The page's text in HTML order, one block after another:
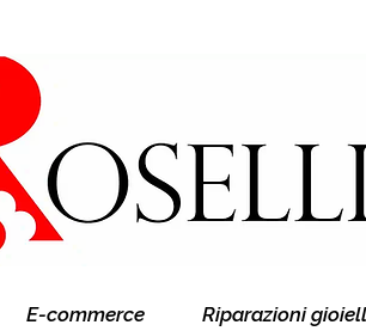
Gioielleria
Rosellini
E-commerce Riparazioni